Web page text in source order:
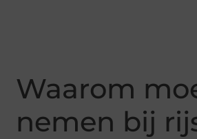
Waarom
nemen bij